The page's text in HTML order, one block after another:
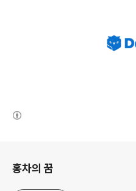
홍차의 꿈